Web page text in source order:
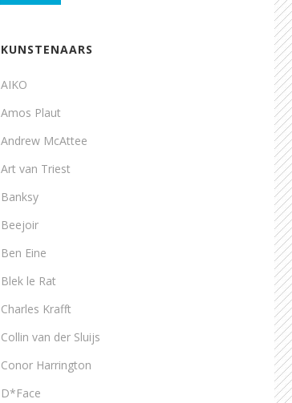
KUNSTENAARS
AIKO
Amos Plaut
Andrew McAttee
Art van Triest
Banksy
Beejoir
Ben Eine
Blek le Rat
Charles Krafft
Collin van der Sluijs
Conor Harrington
D*Face